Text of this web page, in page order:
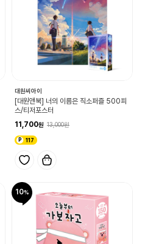
대원씨아이
[대원앤북] 너의 이름은 직소퍼즐 500피
스/티저포스터
11,700
13,000
117
10